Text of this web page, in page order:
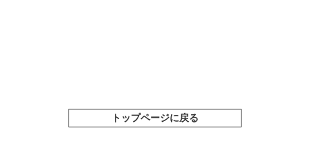
トップページに戻る